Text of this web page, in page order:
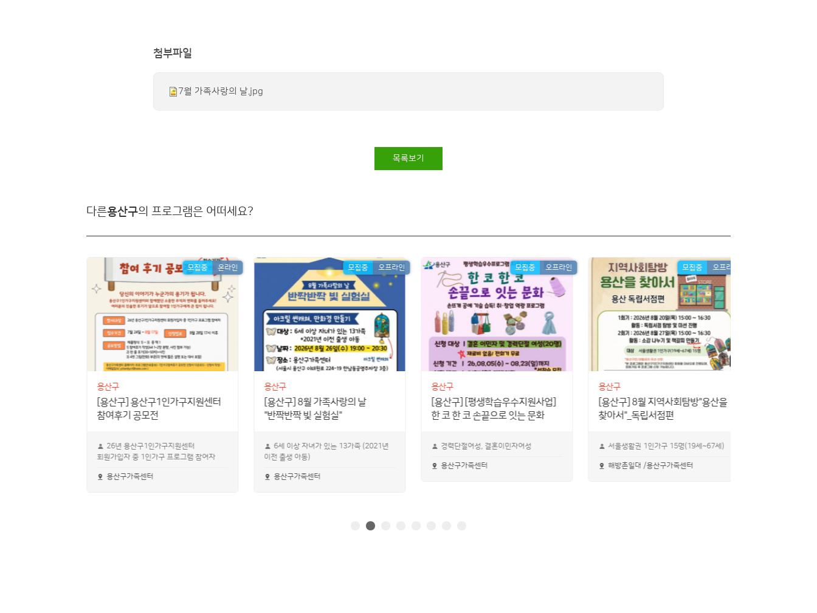
첨부파일
7월 가족사랑의 날.jpg
목록보기
다른용산구의 프로그램은 어떠세요?
모집중 온라인
용산구
[용산구] 용산구1인가구지원센터
참여후기 공모전
26년 용산구1인가구지원센터
회원가입자 중 1인가구 프로그램 참여자
용산구가족센터
모집중 오프라인
용산구
[용산구] 8월 가족사랑의 날
"반짝반짝 빛 실험실"
6세 이상 자녀가 있는 13가족 (2021년
이전 출생 아동)
용산구가족센터
모집중 오프라인
용산구
[용산구] [평생학습우수지원사업]
한 코 한 코 손끝으로 잇는 문화
경력단절여성, 결혼이민자여성
용산구가족센터
모집중 오프라인
용산구
[용산구] 8월 지역사회탐방"용산을
찾아서"_독립서점편
서울생활권 1인가구 15명(19세~67세)
해방촌일대 /용산구가족센터